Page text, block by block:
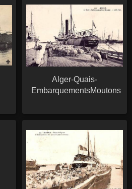
Alger-Quais-
EmbarquementsMoutons